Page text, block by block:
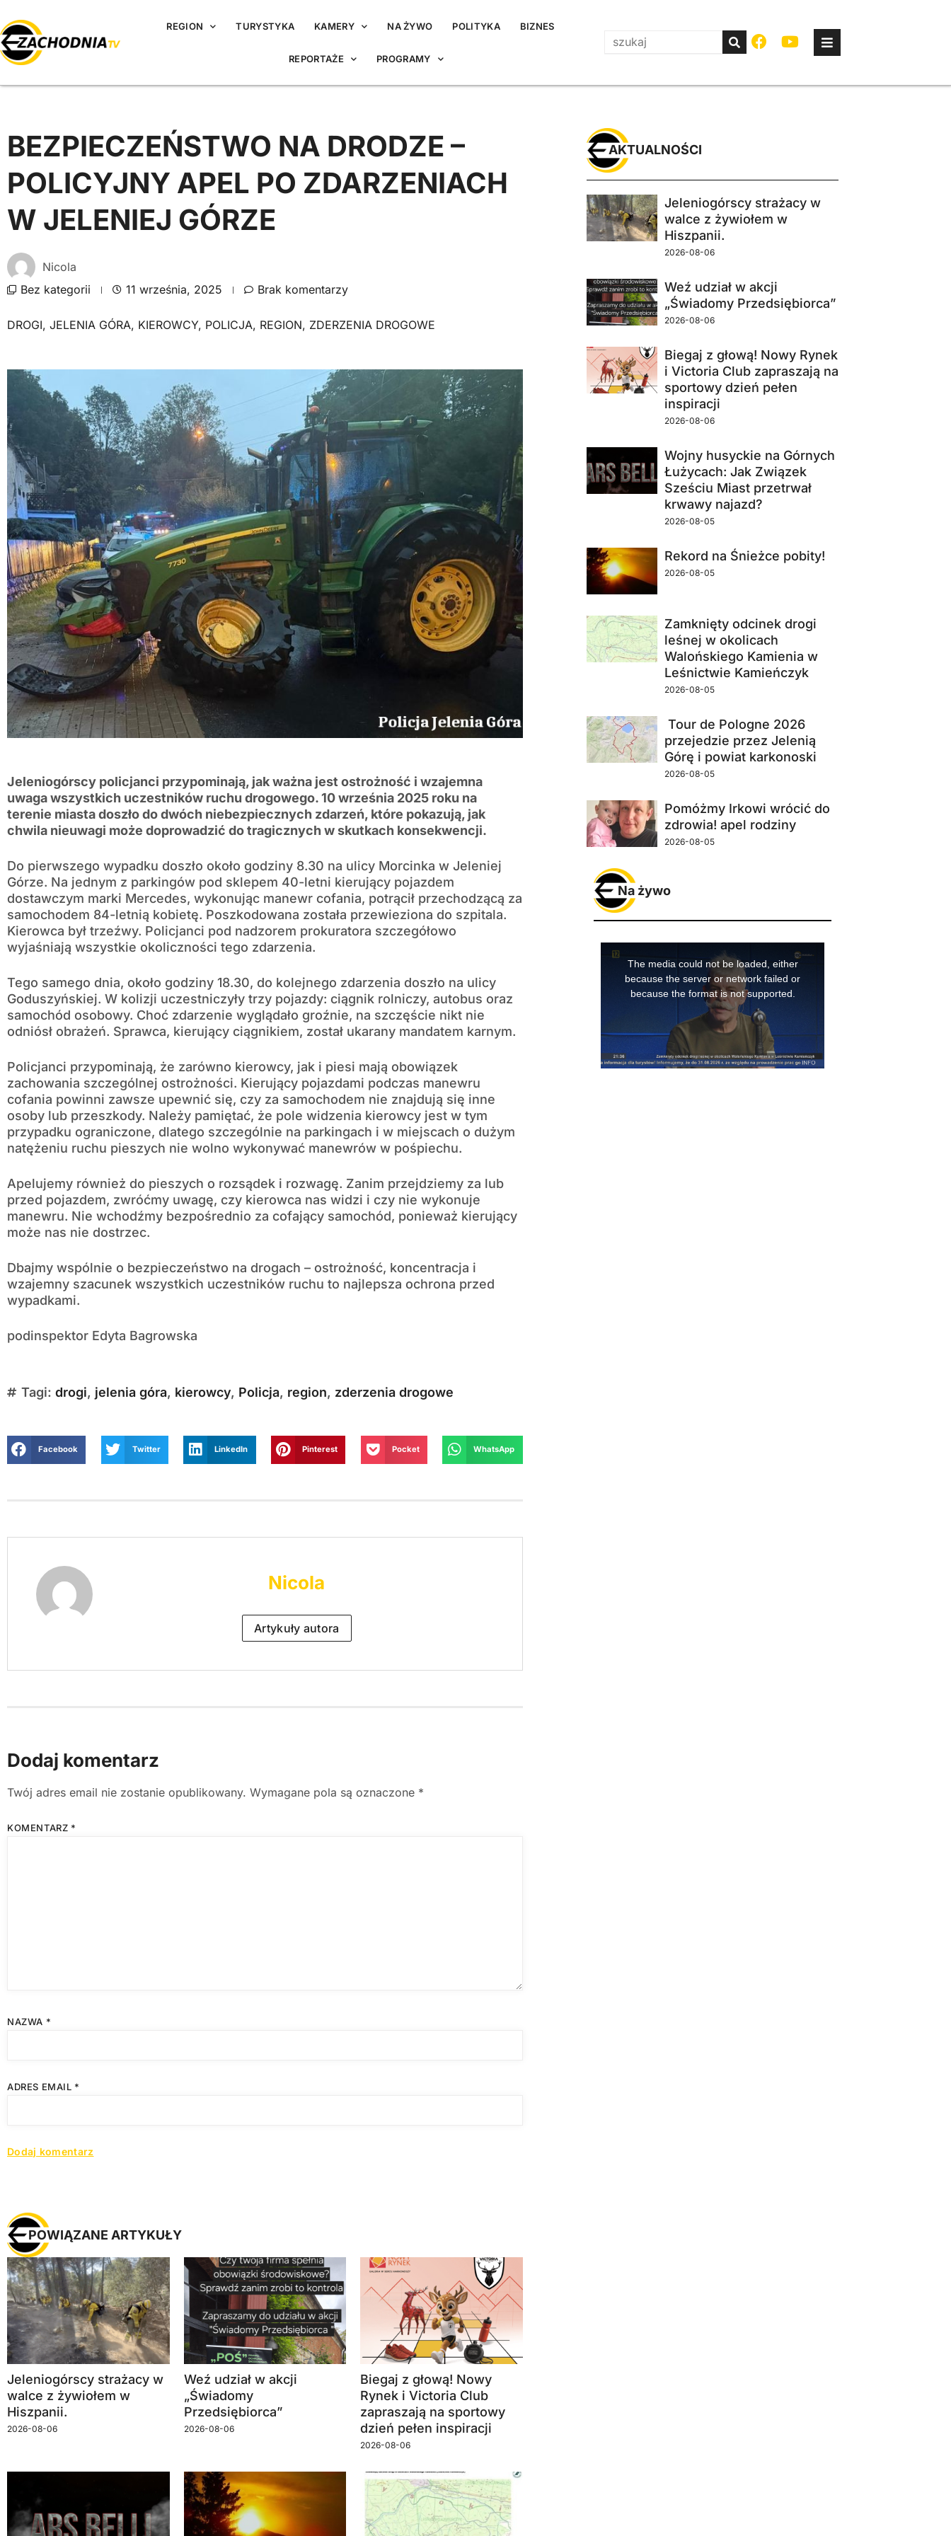
REGION TURYSTYKA KAMERY NA ŻYWO POLITYKA BIZNES
REPORTAŻE PROGRAMY
BEZPIECZEŃSTWO NA DRODZE –
POLICYJNY APEL PO ZDARZENIACH
W JELENIEJ GÓRZE
Nicola
Bez kategorii
11 września, 2025 Brak komentarzy
DROGI, JELENIA GÓRA, KIEROWCY, POLICJA, REGION, ZDERZENIA DROGOWE
Jeleniogórscy policjanci przypominają, jak ważna jest ostrożność i wzajemna
uwaga wszystkich uczestników ruchu drogowego. 10 września 2025 roku na
terenie miasta doszło do dwóch niebezpiecznych zdarzeń, które pokazują, jak
chwila nieuwagi może doprowadzić do tragicznych w skutkach konsekwencji.
Do pierwszego wypadku doszło około godziny 8.30 na ulicy Morcinka w Jeleniej
Górze. Na jednym z parkingów pod sklepem 40-letni kierujący pojazdem
dostawczym marki Mercedes, wykonując manewr cofania, potrącił przechodzącą za
samochodem 84-letnią kobietę. Poszkodowana została przewieziona do szpitala.
Kierowca był trzeźwy. Policjanci pod nadzorem prokuratora szczegółowo
wyjaśniają wszystkie okoliczności tego zdarzenia.
Tego samego dnia, około godziny 18.30, do kolejnego zdarzenia doszło na ulicy
Goduszyńskiej. W kolizji uczestniczyły trzy pojazdy: ciągnik rolniczy, autobus oraz
samochód osobowy. Choć zdarzenie wyglądało groźnie, na szczęście nikt nie
odniósł obrażeń. Sprawca, kierujący ciągnikiem, został ukarany mandatem karnym.
Policjanci przypominają, że zarówno kierowcy, jak i piesi mają obowiązek
zachowania szczególnej ostrożności. Kierujący pojazdami podczas manewru
cofania powinni zawsze upewnić się, czy za samochodem nie znajdują się inne
osoby lub przeszkody. Należy pamiętać, że pole widzenia kierowcy jest w tym
przypadku ograniczone, dlatego szczególnie na parkingach i w miejscach o dużym
natężeniu ruchu pieszych nie wolno wykonywać manewrów w pośpiechu.
Apelujemy również do pieszych o rozsądek i rozwagę. Zanim przejdziemy za lub
przed pojazdem, zwróćmy uwagę, czy kierowca nas widzi i czy nie wykonuje
manewru. Nie wchodźmy bezpośrednio za cofający samochód, ponieważ kierujący
może nas nie dostrzec.
Dbajmy wspólnie o bezpieczeństwo na drogach – ostrożność, koncentracja i
wzajemny szacunek wszystkich uczestników ruchu to najlepsza ochrona przed
wypadkami.
podinspektor Edyta Bagrowska
Tagi: drogi, jelenia góra, kierowcy, Policja, region, zderzenia drogowe
Facebook Twitter LinkedIn Pinterest Pocket WhatsApp
Nicola
Artykuły autora
Dodaj komentarz
Twój adres email nie zostanie opublikowany. Wymagane pola są oznaczone *
KOMENTARZ *
NAZWA *
ADRES EMAIL *
POWIĄZANE ARTYKUŁY
Jeleniogórscy strażacy w
walce z żywiołem w
Hiszpanii.
2026-08-06
Weź udział w akcji
„Świadomy
Przedsiębiorca”
2026-08-06
Biegaj z głową! Nowy
Rynek i Victoria Club
zapraszają na sportowy
dzień pełen inspiracji
2026-08-06
Jeleniogórscy strażacy w
walce z żywiołem w
Hiszpanii.
2026-08-06
Weź udział w akcji
„Świadomy Przedsiębiorca”
2026-08-06
Biegaj z głową! Nowy Rynek
i Victoria Club zapraszają na
sportowy dzień pełen
inspiracji
2026-08-06
Wojny husyckie na Górnych
Łużycach: Jak Związek
Sześciu Miast przetrwał
krwawy najazd?
2026-08-05
Rekord na Śnieżce pobity!
2026-08-05
Zamknięty odcinek drogi
leśnej w okolicach
Walońskiego Kamienia w
Leśnictwie Kamieńczyk
2026-08-05
Tour de Pologne 2026
przejedzie przez Jelenią
Górę i powiat karkonoski
2026-08-05
Pomóżmy Irkowi wrócić do
zdrowia! apel rodziny
2026-08-05
AKTUALNOŚCI
Na żywo